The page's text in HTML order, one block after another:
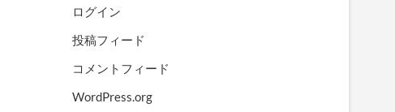
ログイン
投稿フィード
コメントフィード
WordPress.org